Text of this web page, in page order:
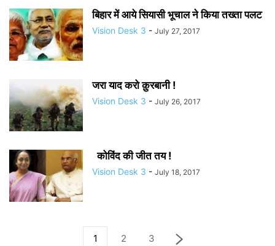
बिहार में आये सियासी भूचाल ने किया तख्ता पलट
Vision Desk 3 - July 27, 2017
जरा याद करो क़ुरबानी !
Vision Desk 3 - July 26, 2017
कोविंद की जीत तय !
Vision Desk 3 - July 18, 2017
1 2 3